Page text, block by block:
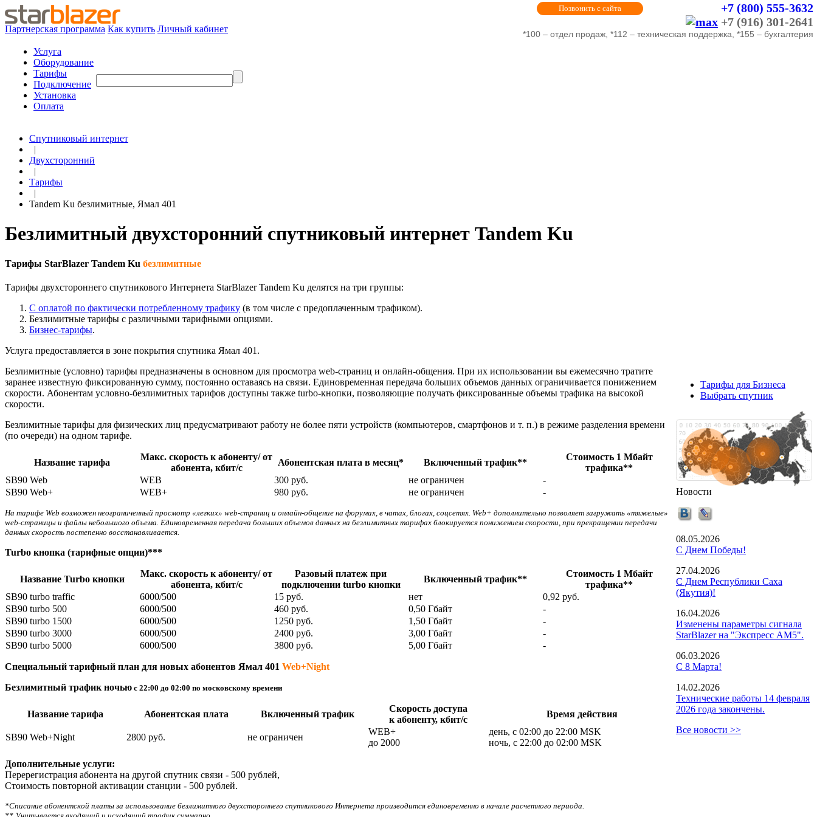
+7 (800) 555-3632
+7 (916) 301-2641
Позвонить с сайта
*100 – отдел продаж, *112 – техническая поддержка, *155 – бухгалтерия
Партнерская программа Как купить Личный кабинет
Услуга
Оборудование
Тарифы
Подключение
Установка
Оплата
Спутниковый интернет
|
Двухсторонний
|
Тарифы
|
Tandem Ku безлимитные, Ямал 401
Безлимитный двухсторонний спутниковый интернет Tandem Ku
Тарифы StarBlazer Tandem Ku безлимитные
Тарифы двухстороннего спутникового Интернета StarBlazer Tandem Ku делятся на три группы:
С оплатой по фактически потребленному трафику (в том числе с предоплаченным трафиком).
Безлимитные тарифы с различными тарифными опциями.
Бизнес-тарифы.
Услуга предоставляется в зоне покрытия спутника Ямал 401.
Безлимитные (условно) тарифы предназначены в основном для просмотра web-страниц и онлайн-общения. При их использовании вы ежемесячно тратите
заранее известную фиксированную сумму, постоянно оставаясь на связи. Единовременная передача больших объемов данных ограничивается понижением
скорости. Абонентам условно-безлимитных тарифов доступны также turbo-кнопки, позволяющие получать фиксированные объемы трафика на высокой
скорости.
Безлимитные тарифы для физических лиц предусматривают работу не более пяти устройств (компьютеров, смартфонов и т. п.) в режиме разделения времени
(по очереди) на одном тарифе.
Название тарифа
Макс. скорость к абоненту/ от
абонента, кбит/с
Абонентская плата в месяц* Включенный трафик**
Стоимость 1 Мбайт
трафика**
SB90 Web
WEB 300 руб. не ограничен
-
SB90 Web+
WEB+ 980 руб. не ограничен -
На тарифе Web возможен неограниченный просмотр «легких» web-страниц и онлайн-общение на форумах, в чатах, блогах, соцсетях. Web+ дополнительно позволяет загружать «тяжелые»
web-страницы и файлы небольшого объема. Единовременная передача больших объемов данных на безлимитных тарифах блокируется понижением скорости, при прекращении передачи
данных скорость постепенно восстанавливается.
Turbo кнопка (тарифные опции)***
Название Turbo кнопки
Макс. скорость к абоненту/ от
абонента, кбит/с
Разовый платеж при
подключении turbo кнопки
Включенный трафик**
Стоимость 1 Мбайт
трафика**
SB90 turbo traffic
6000/500 15 руб. нет
0,92 руб.
SB90 turbo 500
6000/500 460 руб. 0,50 Гбайт
-
SB90 turbo 1500
6000/500 1250 руб. 1,50 Гбайт
-
SB90 turbo 3000
6000/500 2400 руб. 3,00 Гбайт
-
SB90 turbo 5000
6000/500 3800 руб. 5,00 Гбайт -
Специальный тарифный план для новых абонентов Ямал 401 Web+Night
Безлимитный трафик ночью с 22:00 до 02:00 по московскому времени
Название тарифа Абонентская плата Включенный трафик
Скорость доступа
к абоненту, кбит/с
Время действия
SB90 Web+Night 2800 руб. не ограничен
WEB+
до 2000
день, с 02:00 до 22:00 MSK
ночь, с 22:00 до 02:00 MSK
Дополнительные услуги:
Перерегистрация абонента на другой спутник связи - 500 рублей,
Стоимость повторной активации станции - 500 рублей.
*Списание абонентской платы за использование безлимитного двухстороннего спутникового Интернета производится единовременно в начале расчетного периода.
Тарифы для Бизнеса
Выбрать спутник
Новости
08.05.2026
С Днем Победы!
27.04.2026
С Днем Республики Саха
(Якутия)!
16.04.2026
Изменены параметры сигнала
StarBlazer на "Экспресс АМ5".
06.03.2026
С 8 Марта!
14.02.2026
Технические работы 14 февраля
2026 года закончены.
Все новости >>